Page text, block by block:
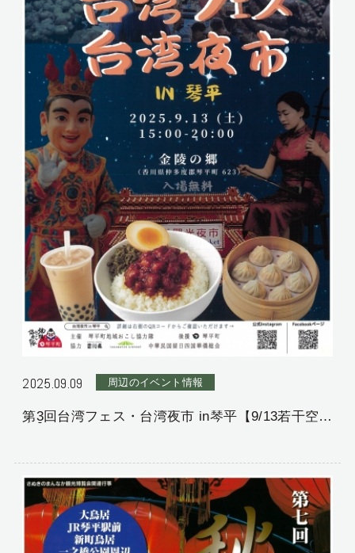
2025.09.09 周辺のイベント情報
第3回台湾フェス・台湾夜市 in琴平【9/13若干空室